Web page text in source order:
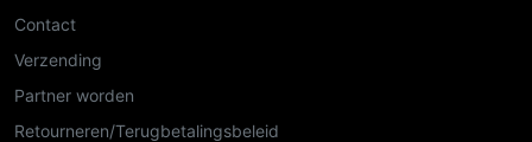
Contact
Verzending
Partner worden
Retourneren/Terugbetalingsbeleid